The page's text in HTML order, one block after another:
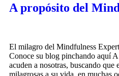
A propósito del
El milagro del Mindfulness
Conoce su blog pinchando aquí
acuden a nosotras, buscando
milagrosas a su vida, en muchas